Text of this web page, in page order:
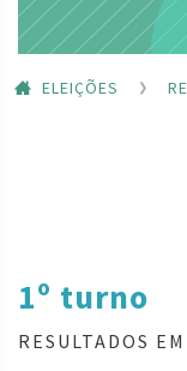
ELEIÇÕES
1º turno
RESULTADOS